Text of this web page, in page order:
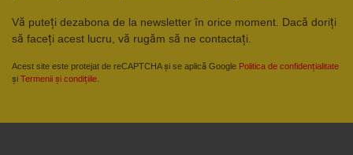
Vă puteți dezabona de la newsletter în orice moment. Dacă doriți
să faceți acest lucru, vă rugăm să ne contactați.
Acest site este protejat de reCAPTCHA și se aplică Google Politica de confidențialitate
și Termenii și condițiile